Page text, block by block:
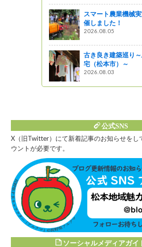
スマート農業機械
催しました！
2026.08.05
古き良き建築巡り
宅（松本市）～
2026.08.03
公式SNS
X（旧Twitter）にて新着記事のお知らせをし
ウントが必要です。
ソーシャルメディアガイ